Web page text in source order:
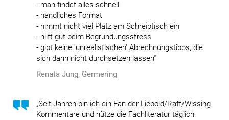
- man findet alles schnell
- handliches Format
- nimmt nicht viel Platz am Schreibtisch ein
- hilft gut beim Begründungsstress
- gibt keine 'unrealistischen' Abrechnungstipps, die
sich dann nicht durchsetzen lassen“
Renata Jung, Germering
„Seit Jahren bin ich ein Fan der Liebold/Raff/Wissing-
Kommentare und nütze die Fachliteratur täglich.